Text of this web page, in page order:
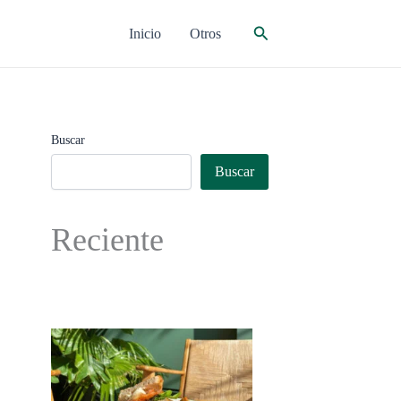
Inicio Otros Buscar
Buscar
Buscar
Reciente